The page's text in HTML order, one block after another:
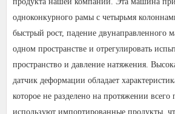
одноконкурного рамы с четырьмя
быстрый рост, падение двунаправленного
одном пространстве и отрегулировать
пространство и давление натяжения.
датчик деформации обладает
которое не разделено на протяжении всего
используют импортированные продукты,